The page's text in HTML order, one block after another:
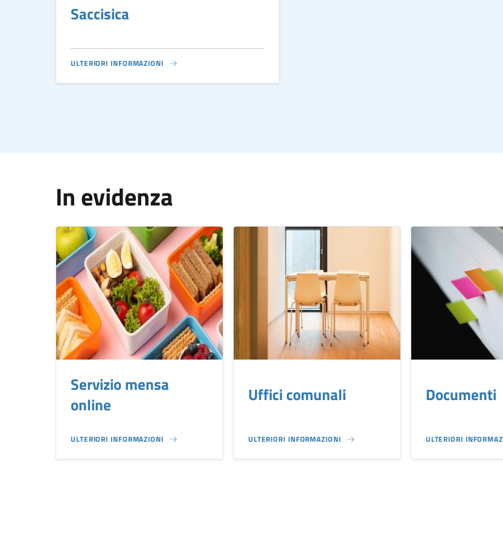
Saccisica
ULTERIORI INFORMAZIONI
In evidenza
Servizio mensa
online
ULTERIORI INFORMAZIONI
Uffici comunali
ULTERIORI INFORMAZIONI
Documenti
ULTERIORI